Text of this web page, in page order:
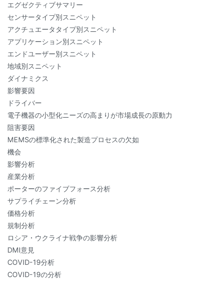
エグゼクティブサマリー
センサータイプ別スニペット
アクチュエータタイプ別スニペット
アプリケーション別スニペット
エンドユーザー別スニペット
地域別スニペット
ダイナミクス
影響要因
ドライバー
電子機器の小型化ニーズの高まりが市場成長の原動力
阻害要因
MEMSの標準化された製造プロセスの欠如
機会
影響分析
産業分析
ポーターのファイブフォース分析
サプライチェーン分析
価格分析
規制分析
ロシア・ウクライナ戦争の影響分析
DMI意見
COVID-19分析
COVID-19の分析